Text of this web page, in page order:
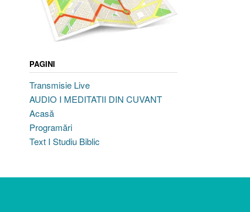
PAGINI
Transmisie Live
AUDIO I MEDITATII DIN CUVANT
Acasă
Programări
Text I Studiu Biblic